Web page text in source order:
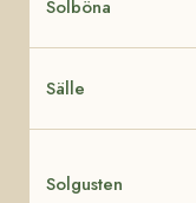
Solböna
Sälle
Solgusten